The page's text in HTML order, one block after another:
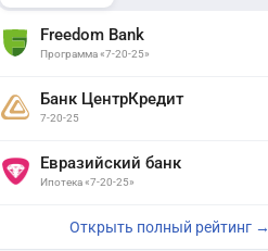
Freedom Bank
Программа «7-20-25»
Банк ЦентрКредит
7-20-25
Евразийский банк
Ипотека «7-20-25»
Открыть полный рейтинг →